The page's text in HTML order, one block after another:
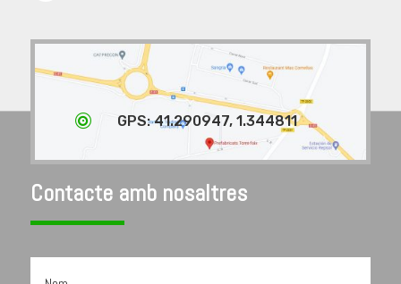
 GPS: 41.290947, 1.344811
Contacte amb nosaltres